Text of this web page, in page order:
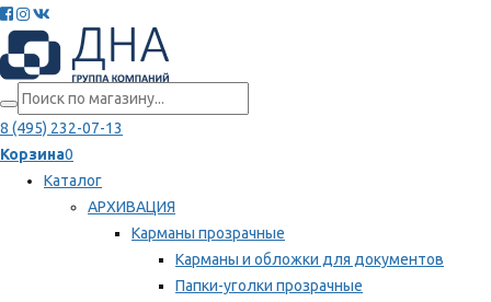
8 (495) 232-07-13
Корзина0
Каталог
АРХИВАЦИЯ
Карманы прозрачные
Карманы и обложки для документов
Папки-уголки прозрачные